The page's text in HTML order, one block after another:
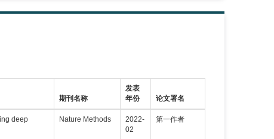
期刊名称
发表
年份
论文署名
deep
Nature Methods
2022-
02
第一作者